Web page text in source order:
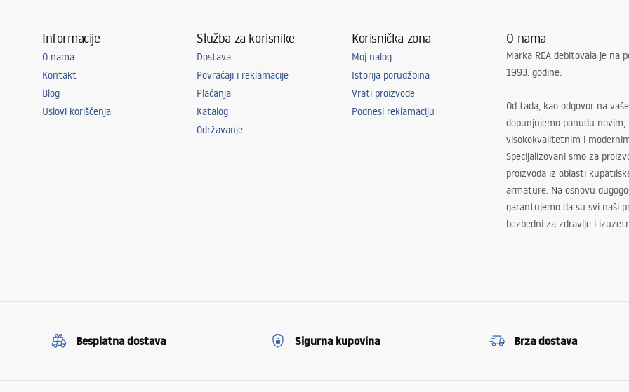
Informacije
O nama
Kontakt
Blog
Uslovi korišćenja
Služba za korisnike
Dostava
Povraćaji i reklamacije
Plaćanja
Katalog
Održavanje
Korisnička zona
Moj nalog
Istorija porudžbina
Vrati proizvode
Podnesi reklamaciju
O nama
Marka REA debitovala je na
1993. godine.
Od tada, kao odgovor na
dopunjujemo ponudu novim,
visokokvalitetnim i
Specijalizovani smo za
proizvoda iz oblasti
armature. Na osnovu
garantujemo da su svi naši
bezbedni za zdravlje i
Besplatna dostava Sigurna kupovina Brza dostava